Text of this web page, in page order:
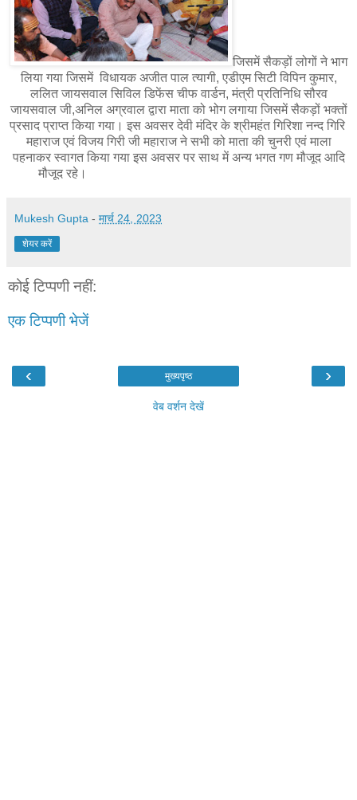
जिसमें सैकड़ों लोगों ने भाग
लिया गया जिसमें विधायक अजीत पाल त्यागी, एडीएम सिटी विपिन कुमार,
ललित जायसवाल सिविल डिफेंस चीफ वार्डन, मंत्री प्रतिनिधि सौरव
जायसवाल जी,अनिल अग्रवाल द्वारा माता को भोग लगाया जिसमें सैकड़ों भक्तों
प्रसाद प्राप्त किया गया। इस अवसर देवी मंदिर के श्रीमहंत गिरिशा नन्द गिरि
महाराज एवं विजय गिरी जी महाराज ने सभी को माता की चुनरी एवं माला
पहनाकर स्वागत किया गया इस अवसर पर साथ में अन्य भगत गण मौजूद आदि
मौजूद रहे।
Mukesh Gupta - मार्च 24, 2023
शेयर करें
कोई टिप्पणी नहीं:
एक टिप्पणी भेजें
‹ ›
मुख्यपृष्ठ
वेब वर्शन देखें